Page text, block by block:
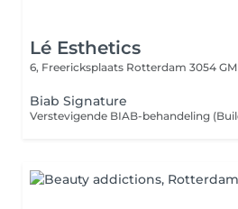
Lé Esthetics
6, Freericksplaats Rotterdam 3054 GM
Biab Signature